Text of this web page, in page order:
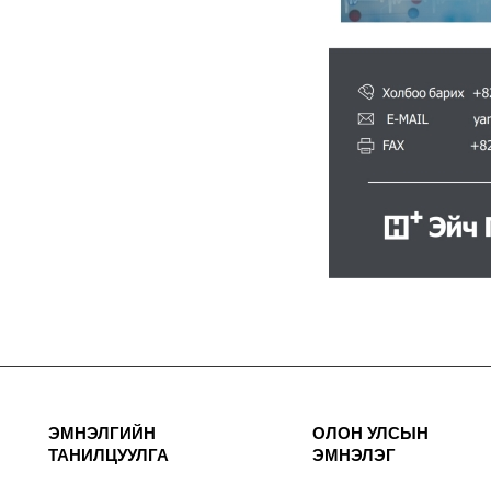
ЭМНЭЛГИЙН
ТАНИЛЦУУЛГА
ОЛОН УЛСЫН
ЭМНЭЛЭГ